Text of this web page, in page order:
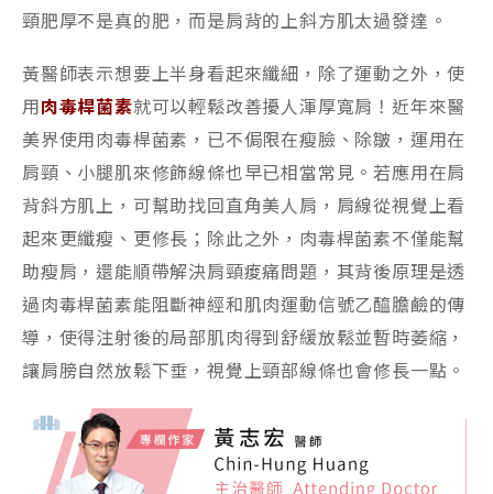
頸肥厚不是真的肥，而是肩背的上斜方肌太過發達。
黃醫師表示想要上半身看起來纖細，除了運動之外，使
用肉毒桿菌素就可以輕鬆改善擾人渾厚寬肩！近年來醫
美界使用肉毒桿菌素，已不侷限在瘦臉、除皺，運用在
肩頸、小腿肌來修飾線條也早已相當常見。若應用在肩
背斜方肌上，可幫助找回直角美人肩，肩線從視覺上看
起來更纖瘦、更修長；除此之外，肉毒桿菌素不僅能幫
助瘦肩，還能順帶解決肩頸痠痛問題，其背後原理是透
過肉毒桿菌素能阻斷神經和肌肉運動信號乙醯膽鹼的傳
導，使得注射後的局部肌肉得到舒緩放鬆並暫時萎縮，
讓肩膀自然放鬆下垂，視覺上頸部線條也會修長一點。